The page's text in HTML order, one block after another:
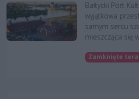
Bałtycki Port
wyjątkowa
samym sercu
mieszcząca się
Zamknięte